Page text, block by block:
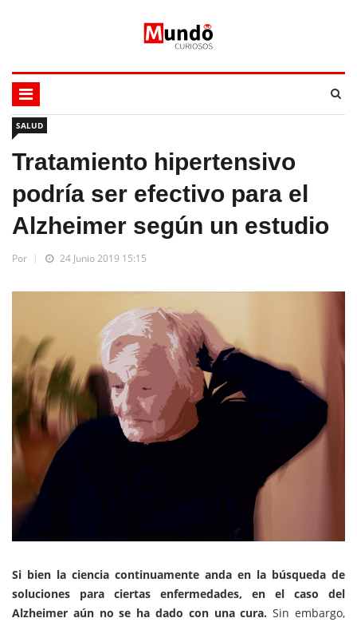
SALUD
Tratamiento hipertensivo
podría ser efectivo para el
Alzheimer según un estudio
Por 24 Junio 2019 15:15
Si bien la ciencia continuamente anda en la búsqueda de
soluciones para ciertas enfermedades, en el caso del
Alzheimer aún no se ha dado con una cura. Sin embargo,